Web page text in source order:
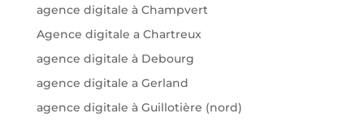
agence digitale à Champvert
Agence digitale a Chartreux
agence digitale à Debourg
agence digitale a Gerland
agence digitale à Guillotière (nord)